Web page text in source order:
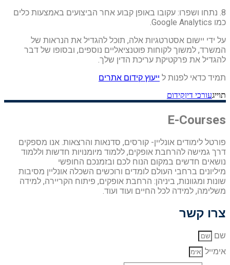
8. נתחו ושפרו: עקובו באופן קבוע אחר הביצועים באמצעות כלים
כמו Google Analytics.
על ידי יישום אסטרטגיות אלה, תוכל להגדיל את הנראות של
המשרד, למשוך לקוחות פוטנציאליים נוספים, ובסופו של דבר
להגדיל את פרקטיקת עריכת הדין שלך.
תמיד כדאי לפנות ל ייעוץ קידום אתרים
תוייגעורכי דיןקידום
E-Courses
פורטל לימודים אונליין- קורסים, סדנאות והרצאות. אנו מספקים
דרך גמישה להרחבת אופקים, ללמוד מיומנויות חדשות וללמוד
נושאים חדשים במקום הנוח לכם ובזמנכם החופשי
מיליונים ברחבי העולם לומדים ורוכשים השכלה אונליין מסיבות
שונות ומגוונות, ביניהן: הרחבת אופקים, פיתוח הקריירה, למידה
משלימה, למידה לכל החיים ועוד ועוד.
צרו קשר
שם
אימייל